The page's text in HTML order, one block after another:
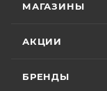
МАГАЗИНЫ
АКЦИИ
БРЕНДЫ